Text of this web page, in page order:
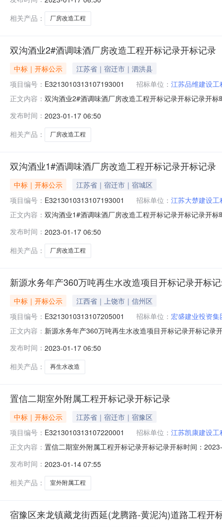
间:SunJan1515:27:49CST2023,投标人名称:江苏致桓建
相关产品：
厂房改造工程
双沟酒业2#酒调味酒厂房改造工程开标记录开标记录
中标｜开标公示
江苏省｜宿迁市｜泗洪县
项目编号： E3213010313107193001 招标单位： 江苏品维建设工
正文内容： 双沟酒业2#酒调味酒厂房改造工程开标记录开标记录开
投标人名称:江*蒙东建设工程有限公司;项目负责人:;报价
发布时间： 2023-01-17 06:50
相关产品：
厂房改造工程
双沟酒业1#酒调味酒厂房改造工程开标记录开标记录
中标｜开标公示
江苏省｜宿迁市｜宿城区
项目编号： E3213010313107193001 招标单位： 江苏大楚建设工
正文内容： 双沟酒业1#酒调味酒厂房改造工程开标记录开标记录开
间:SatJan1410:14:51CST2023,投标人名称:泰兴市福利
发布时间： 2023-01-17 06:50
相关产品：
厂房改造工程
新源水务年产360万吨再生水改造项目开标记录开标
中标｜开标公示
江西省｜上饶市｜信州区
项目编号： E3213010313107205001 招标单位： 宏盛建业投资
正文内容： 新源水务年产360万吨再生水改造项目开标记录开标记
间:SunJan1518:43:08CST2023,投标人名称:江苏耀新建
发布时间： 2023-01-17 06:50
相关产品：
再生水改造
置信二期室外附属工程开标记录开标记录
中标｜开标公示
江苏省｜宿迁市｜宿豫区
项目编号： E3213010313107220001 招标单位： 江苏凯康建设工
正文内容： 置信二期室外附属工程开标记录开标记录开标时间：
盛鼎建设集团有限公司;项目负责人:;报价:0.00元/%;工期:
发布时间： 2023-01-14 07:55
相关产品：
室外附属工程
宿豫区来龙镇藏龙街西延(龙腾路-黄泥沟)道路工程开